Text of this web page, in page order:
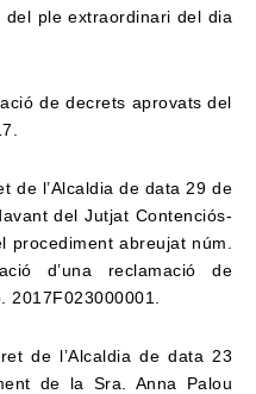
del ple extraordinari del dia
de decrets aprovats del
de l’Alcaldia de data 29 de
del Jutjat Contenciós-
procediment abreujat núm.
d’una reclamació de
2017F023000001.
de l’Alcaldia de data 23
de la Sra. Anna Palou